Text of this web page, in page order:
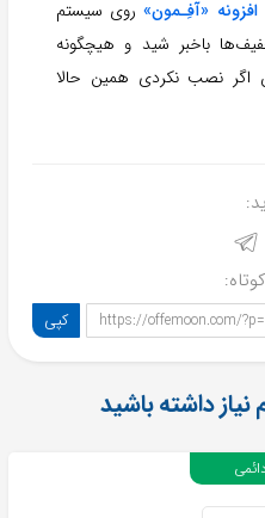
افزونه «آفِـمون»روی سیستم
باخبر شید و هیچگونه
نصب نکردی همین حالا
https://offemoon.com/ کپی
داشته باشید